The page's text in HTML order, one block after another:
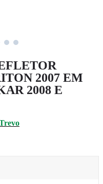
2007 EM
2008 E